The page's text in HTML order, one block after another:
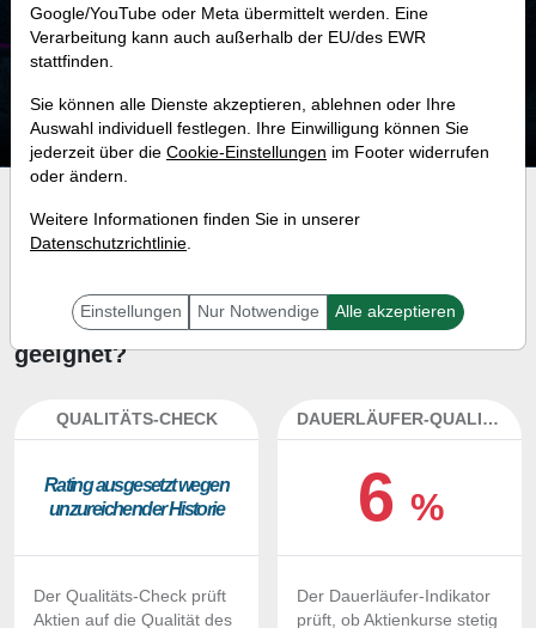
63.0 %
Mit 63.0 % Wahrscheinlichkeit wird selbst der unglücklichst agierende Trader
Investment-Check:
Kaufempfehlung?
Ist die Aktie von Ashtead Group
zum Kaufen und Liegenlassen
geeignet?
QUALITÄTS-CHECK
Ra­ting aus­ge­setzt we­gen
un­zu­rei­chen­der His­to­rie
Der Qualitäts-Check prüft
Aktien auf die Qualität des
DAUERLÄUFER-QUALITÄTEN
6 %
Der Dauerläufer-Indikator
prüft, ob Aktienkurse stetig
Google/YouTube oder Meta übermittelt werden. Eine
Verarbeitung kann auch außerhalb der EU/des EWR
stattfinden.
Sie können alle Dienste akzeptieren, ablehnen oder Ihre
Auswahl individuell festlegen. Ihre Einwilligung können Sie
jederzeit über die Cookie-Einstellungen im Footer widerrufen
oder ändern.
Weitere Informationen finden Sie in unserer
Datenschutzrichtlinie.
Einstellungen Nur Notwendige Alle akzeptieren